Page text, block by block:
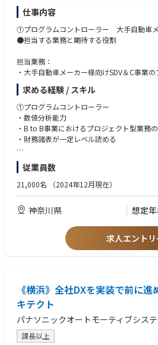
【業務内容の一例】
・国内外から購入する製品・部品・原材料
一連業務
・担当仕入先の経営管理
Excel、Access、Word、PowerPointなどの
仕事内容
①プログラムコントローラー 大手自動車
●担当する業務と期待する役割
担当業務：
・大手自動車メーカー様向けSDV＆C事業
現行の21＆24CYに加えて次期モデルも担当
期待する役割：
・事業とファイナンスに通じたプロフェッ
支・財務管理を担い、プログラムマネージ
高い受注と受注プログラムの収支・財務改
・中立性あるビジネスパートナーとして、
・プログラムマネージャーをプログラム収
本来業務であるプログラムの製造、販売、
達成のための活動に専念させる。
・プログラム収支・財務課題を経営層に適
思決定を促し、解決策の立案と推進を関連
●具体的な仕事内容
・担当するプログラムの収支計算、分析
●この仕事を通じて得られること
・同社の意思決定プロセス、経営サイクル
経営視点、構造化思考、組織を動かす実行
・日本にいながらにしてグローバルな環境
の中で価値創出できる人材への進化
求める経験 / スキル
①プログラムコントローラー
・数値分析能力
・B to B事業におけるプロジェクト型業務
・財務諸表が一定レベル読める
（あれば尚可）
・英語でのコミュニケーション能力
・車載事業に対する基本的な理解
【人柄・コンピテンシー】
・強い課題解決志向がある
・ファクトベースで建設的にチャレンジで
②データスペシャリスト
（あれば尚可）
・ITシステム導入経験
【人柄・コンピテンシー】
従業員数
21,000名 （2024年12月現在）
神奈川県 想定
求人エントリ
《横浜》全社DXを実装で前に進
キテクト
パナソニックオートモーティブシス
課長以上